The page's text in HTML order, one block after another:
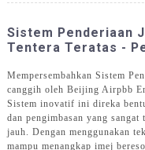
Sistem Penderiaan
Tentera Teratas -
Mempersembahkan Sistem
canggih oleh Beijing Airpbb
Sistem inovatif ini direka
dan pengimbasan yang
jauh. Dengan menggunakan
mampu menangkap imej